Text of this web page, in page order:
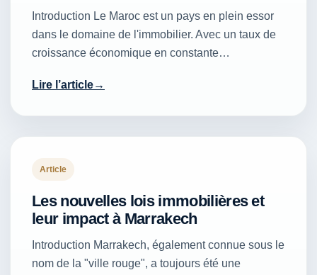
Introduction Le Maroc est un pays en plein essor
dans le domaine de l'immobilier. Avec un taux de
croissance économique en constante…
Lire l’article
Article
Les nouvelles lois immobilières et
leur impact à Marrakech
Introduction Marrakech, également connue sous le
nom de la "ville rouge", a toujours été une